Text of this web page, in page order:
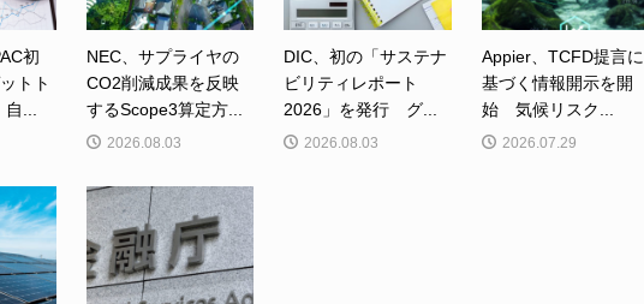
初
トト
...
NEC、サプライヤの
CO2削減成果を反映
するScope3算定方...
2026.08.03
DIC、初の「サステナ
ビリティレポート
2026」を発行 グ...
2026.08.03
Appier、TCFD提言に
基づく情報開示を開
始 気候リスク...
2026.07.29